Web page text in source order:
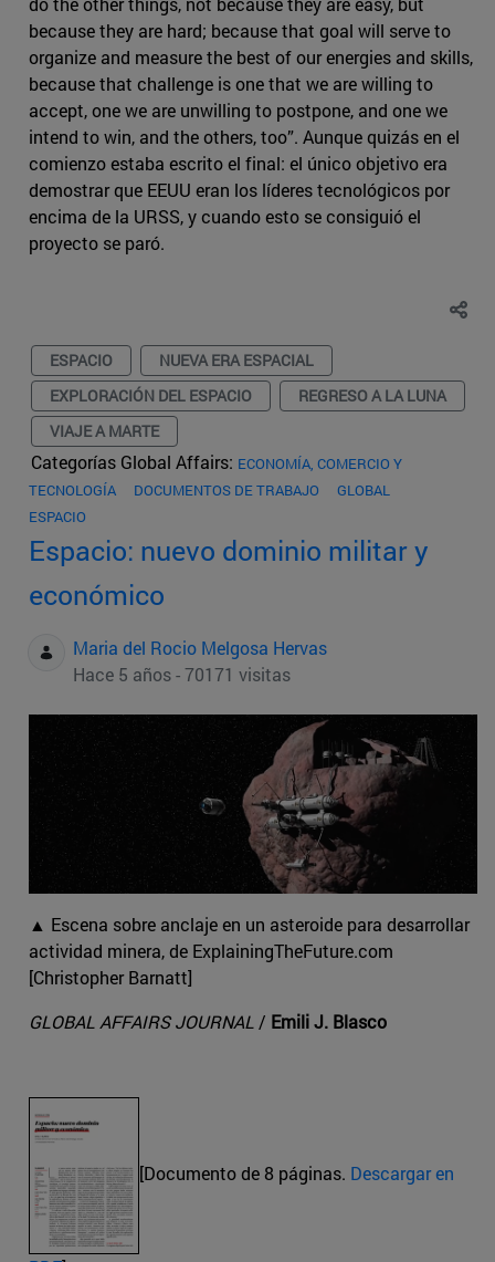
because they are hard; because that goal will serve to
organize and measure the best of our energies and skills,
because that challenge is one that we are willing to
accept, one we are unwilling to postpone, and one we
intend to win, and the others, too”. Aunque quizás en el
comienzo estaba escrito el final: el único objetivo era
demostrar que EEUU eran los líderes tecnológicos por
encima de la URSS, y cuando esto se consiguió el
proyecto se paró.
ESPACIO
NUEVA ERA ESPACIAL
EXPLORACIÓN DEL ESPACIO
REGRESO A LA LUNA
VIAJE A MARTE
Categorías Global Affairs: ECONOMÍA, COMERCIO Y
TECNOLOGÍA
DOCUMENTOS DE TRABAJO
GLOBAL
ESPACIO
Espacio: nuevo dominio militar y
económico
Maria del Rocio Melgosa Hervas
Hace 5 años - 70171 visitas
▲ Escena sobre anclaje en un asteroide para desarrollar
actividad minera, de ExplainingTheFuture.com
[Christopher Barnatt]
GLOBAL AFFAIRS JOURNAL / Emili J. Blasco
[Documento de 8 páginas. Descargar en